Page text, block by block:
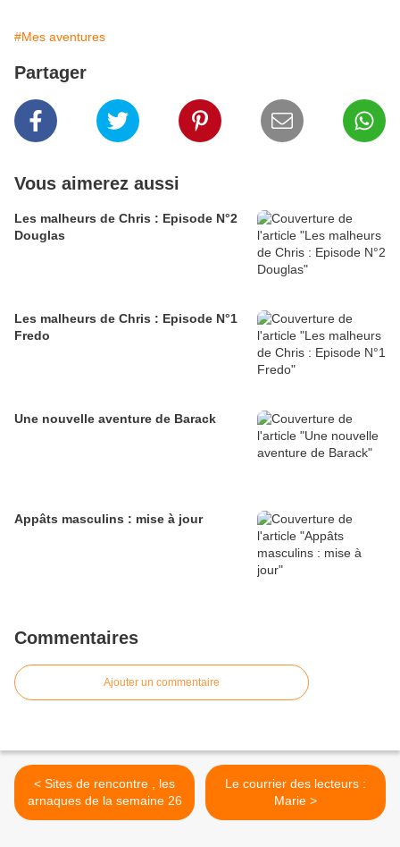
#Mes aventures
Partager
Vous aimerez aussi
Les malheurs de Chris : Episode N°2
Douglas
Les malheurs de Chris : Episode N°1
Fredo
Une nouvelle aventure de Barack
Appâts masculins : mise à jour
Commentaires
Ajouter un commentaire
< Sites de rencontre , les
arnaques de la semaine 26
Le courrier des lecteurs :
Marie >